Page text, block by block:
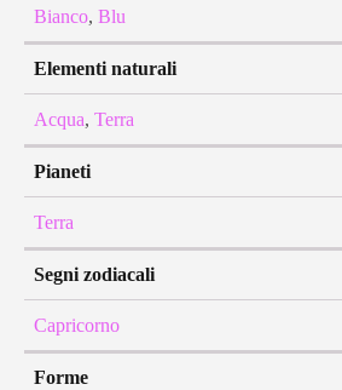
Bianco, Blu
Elementi naturali
Acqua, Terra
Pianeti
Terra
Segni zodiacali
Capricorno
Forme